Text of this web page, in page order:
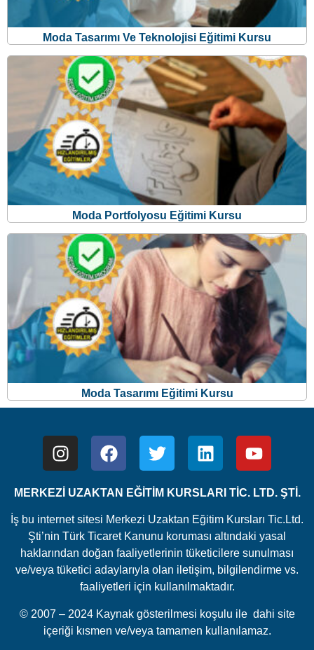
Moda Portfolyosu Eğitimi Kursu
Moda Tasarımı Eğitimi Kursu
MERKEZİ UZAKTAN EĞİTİM KURSLARI TİC. LTD. ŞTİ.
İş bu internet sitesi Merkezi Uzaktan Eğitim Kursları Tic.Ltd.
Şti’nin Türk Ticaret Kanunu koruması altındaki yasal
haklarından doğan faaliyetlerinin tüketicilere sunulması
ve/veya tüketici adaylarıyla olan iletişim, bilgilendirme vs.
faaliyetleri için kullanılmaktadır.
© 2007 – 2024 Kaynak gösterilmesi koşulu ile dahi site
içeriği kısmen ve/veya tamamen kullanılamaz.